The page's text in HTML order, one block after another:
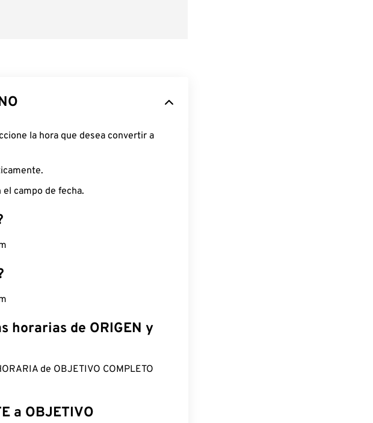
la hora que desea convertir a
campo de fecha.
horarias de ORIGEN y
de OBJETIVO COMPLETO
a OBJETIVO